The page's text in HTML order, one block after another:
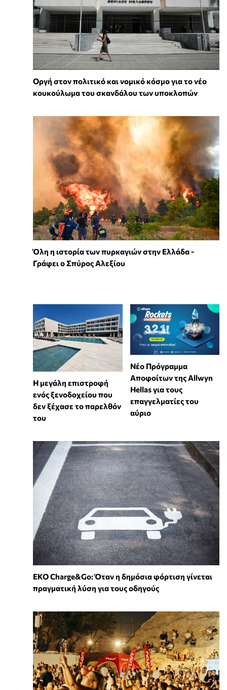
Οργή στον πολιτικό και νομικό κόσμο για το νέο
κουκούλωμα του σκανδάλου των υποκλοπών
Όλη η ιστορία των πυρκαγιών στην Ελλάδα -
Γράφει ο Σπύρος Αλεξίου
Η μεγάλη επιστροφή
ενός ξενοδοχείου που
δεν ξέχασε το παρελθόν
του
Νέο Πρόγραμμα
Αποφοίτων της Allwyn
Hellas για τους
επαγγελματίες του
αύριο
EKO Charge&Go: Όταν η δημόσια φόρτιση γίνεται
πραγματική λύση για τους οδηγούς